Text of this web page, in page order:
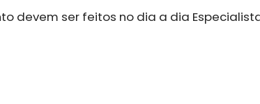
devem ser feitos no dia a dia